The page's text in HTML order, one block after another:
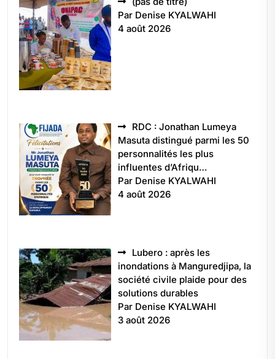
5496
Par Denise KYALWAHI
4 août 2026
RDC : Jonathan Lumeya
Masuta distingué parmi les 50
personnalités les plus
influentes d’Afriqu…
Par Denise KYALWAHI
4 août 2026
Lubero : après les
inondations à Manguredjipa, la
société civile plaide pour des
solutions durables
Par Denise KYALWAHI
3 août 2026